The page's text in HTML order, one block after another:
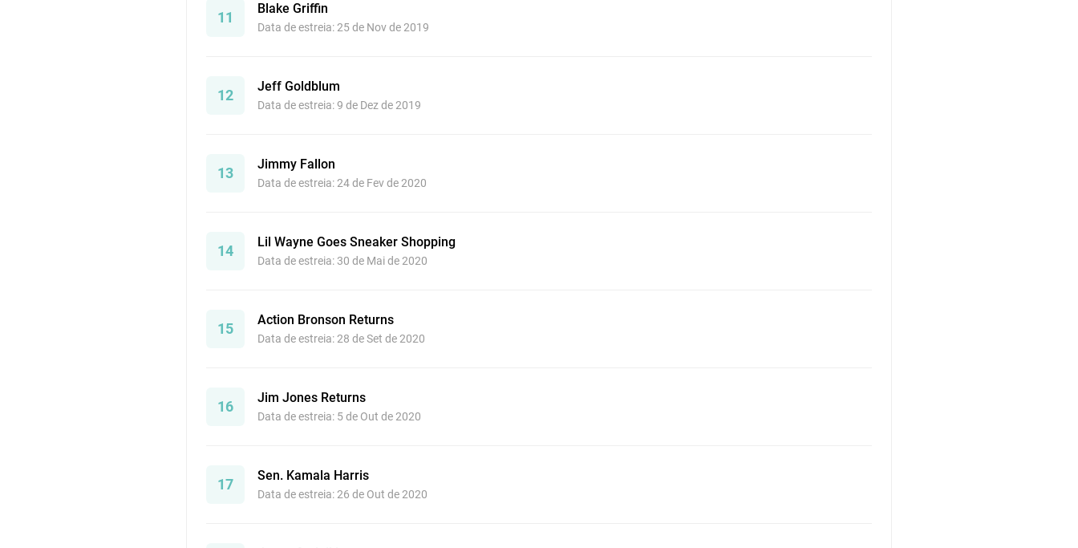
11
Blake Griffin
Data de estreia: 25 de Nov de 2019
12
Jeff Goldblum
Data de estreia: 9 de Dez de 2019
13
Jimmy Fallon
Data de estreia: 24 de Fev de 2020
14
Lil Wayne Goes Sneaker Shopping
Data de estreia: 30 de Mai de 2020
15
Action Bronson Returns
Data de estreia: 28 de Set de 2020
16
Jim Jones Returns
Data de estreia: 5 de Out de 2020
17
Sen. Kamala Harris
Data de estreia: 26 de Out de 2020